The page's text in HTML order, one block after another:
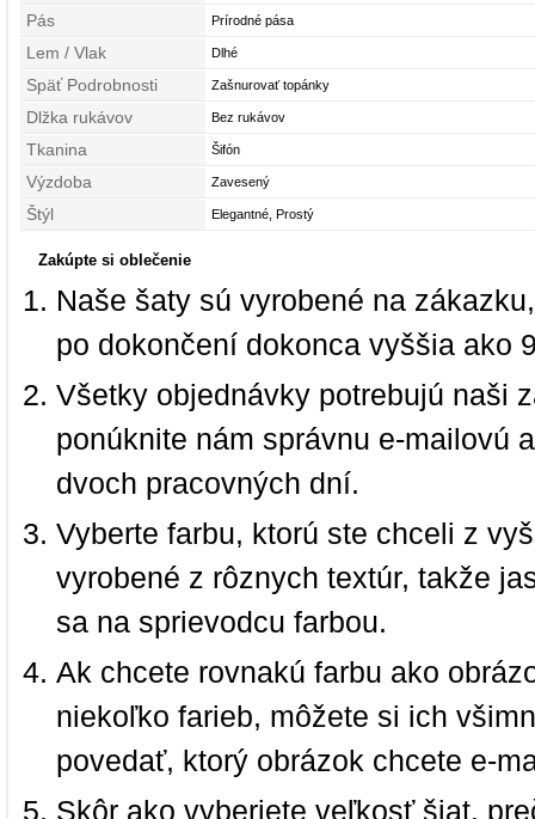
Pás Prírodné pása
Lem / Vlak Dlhé
Späť Podrobnosti Zašnurovať topánky
Dlžka rukávov Bez rukávov
Tkanina Šifón
Výzdoba Zavesený
Štýl Elegantné, Prostý
Zakúpte si oblečenie
Naše šaty sú vyrobené na
po dokončení dokonca vyššia ako
Všetky objednávky potrebujú naši
ponúknite nám správnu e-mailovú
dvoch pracovných dní.
Vyberte farbu, ktorú ste chceli z
vyrobené z rôznych textúr, takže
sa na sprievodcu farbou.
Ak chcete rovnakú farbu ako
niekoľko farieb, môžete si ich
povedať, ktorý obrázok chcete e-
Skôr ako vyberiete veľkosť šiat,